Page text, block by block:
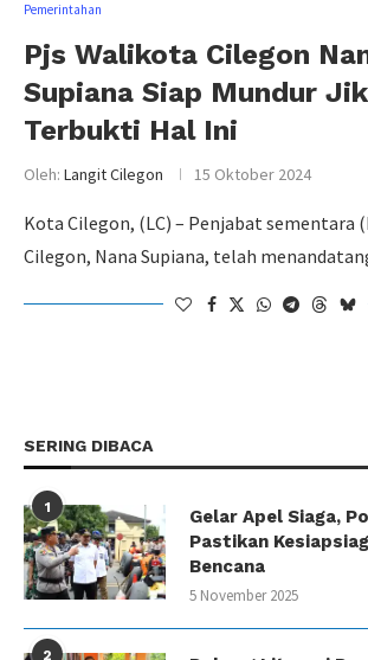
Pemerintahan
Pjs Walikota Cilegon
Supiana Siap Mundur
Terbukti Hal Ini
Oleh: Langit Cilegon 15 Oktober 2024
Kota Cilegon, (LC) – Penjabat sementara
Cilegon, Nana Supiana, telah
SERING DIBACA
1
Gelar Apel Siaga,
Pastikan
Bencana
5 November 2025
2